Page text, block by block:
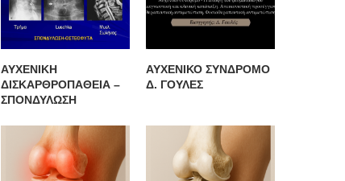
ΑΥΧΕΝΙΚΗ
ΔΙΣΚΑΡΘΡΟΠΑΘΕΙΑ –
ΣΠΟΝΔΥΛΩΣΗ
ΑΥΧΕΝΙΚΟ ΣΥΝΔΡΟΜΟ
Δ. ΓΟΥΛΕΣ